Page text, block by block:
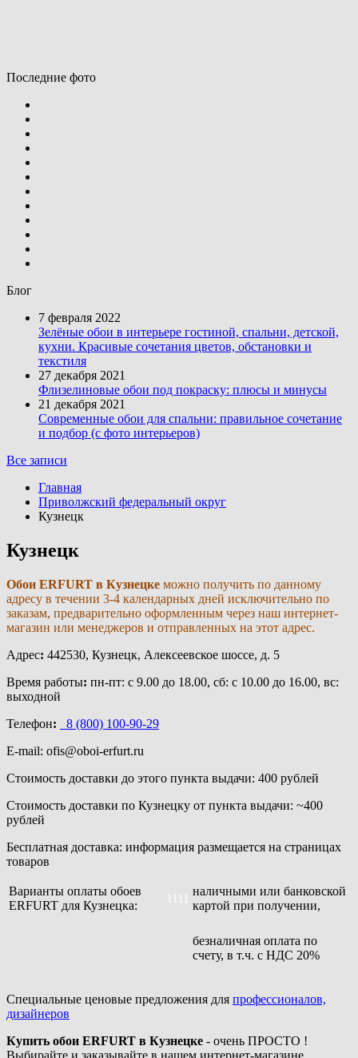
Последние фото
Блог
7 февраля 2022
Зелёные обои в интерьере гостиной, спальни, детской,
кухни. Красивые сочетания цветов, обстановки и
текстиля
27 декабря 2021
Флизелиновые обои под покраску: плюсы и минусы
21 декабря 2021
Современные обои для спальни: правильное сочетание
и подбор (с фото интерьеров)
Все записи
Главная
Приволжский федеральный округ
Кузнецк
Кузнецк
Обои ERFURT в Кузнецке можно получить по данному
адресу в течении 3-4 календарных дней исключительно по
заказам, предварительно оформленным через наш интернет-
магазин или менеджеров и отправленных на этот адрес.
Адрес: 442530, Кузнецк, Алексеевское шоссе, д. 5
Время работы: пн-пт: с 9.00 до 18.00, сб: с 10.00 до 16.00, вс:
выходной
Телефон:
8 (800) 100-90-29
E-mail: ofis@oboi-erfurt.ru
Стоимость доставки до этого пункта выдачи: 400 рублей
Стоимость доставки по Кузнецку от пункта выдачи: ~400
рублей
Бесплатная доставка: информация размещается на страницах
товаров
Варианты оплаты обоев
ERFURT для Кузнецка:
1111
наличными или банковской
картой при получении,
безналичная оплата по
счету, в т.ч. с НДС 20%
Специальные ценовые предложения для профессионалов,
дизайнеров
Купить обои ERFURT в Кузнецке - очень ПРОСТО !
Выбирайте и заказывайте в нашем интернет-магазине,